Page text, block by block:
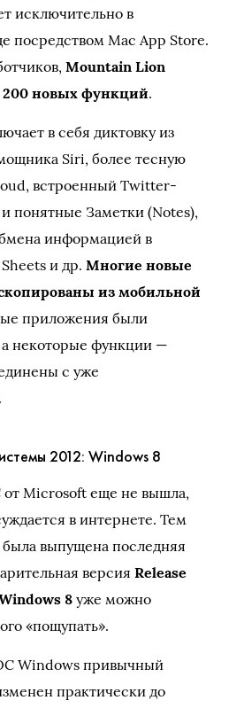
исключительно в
посредством Mac App Store.
Mountain Lion
200 новых функций.
в себя диктовку из
Siri, более тесную
встроенный Twitter-
понятные Заметки (Notes),
информацией в
и др. Многие новые
из мобильной
приложения были
некоторые функции —
с уже
2012: Windows 8
Microsoft еще не вышла,
в интернете. Тем
была выпущена последняя
версия Release
8 уже можно
«пощупать».
Windows привычный
практически до